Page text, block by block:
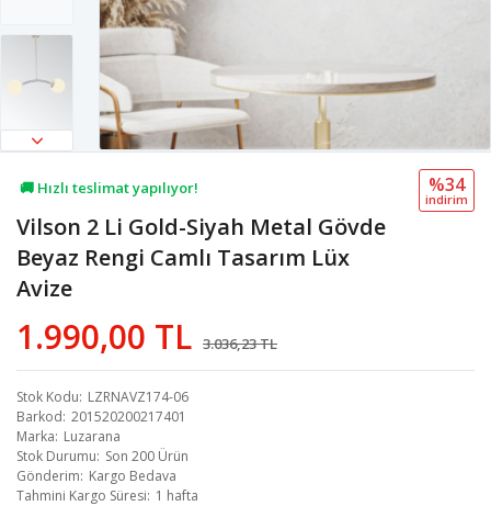
🚚 Hızlı teslimat yapılıyor!
💖 26,5B kişi favoriledi!
💸 Sepette 100 TL indirim!
Vilson 2 Li Gold-Siyah Metal Gövde
Beyaz Rengi Camlı Tasarım Lüx
Avize
1.990,00 TL 3.036,23 TL
%34
i̇ndi̇ri̇m
Stok Kodu LZRNAVZ174-06
Barkod 201520200217401
Marka Luzarana
Stok Durumu Son 200 Ürün
Gönderim Kargo Bedava
Tahmini Kargo Süresi 1 hafta